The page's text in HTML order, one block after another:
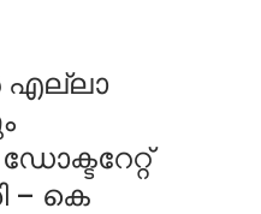
എല്ലാ
– കെ